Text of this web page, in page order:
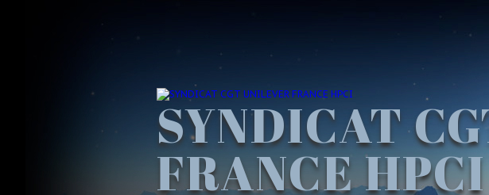
SYNDICAT
FRANCE HPCI